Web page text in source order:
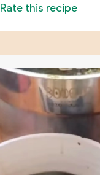
Rate this recipe: